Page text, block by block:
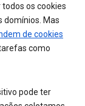
os cookies
domínios. Mas
de cookies
como
pode ter